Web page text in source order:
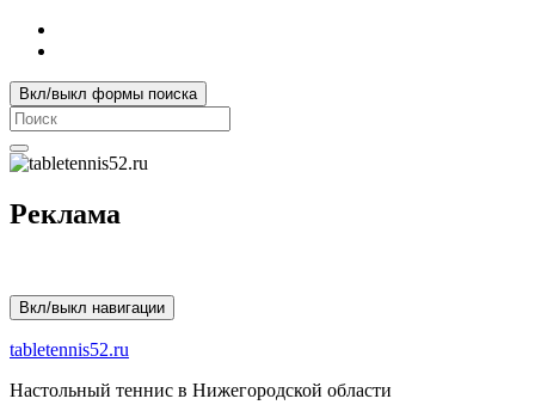
Вкл/выкл формы поиска
Search
for:
Реклама
Вкл/выкл навигации
tabletennis52.ru
Настольный теннис в Нижегородской области